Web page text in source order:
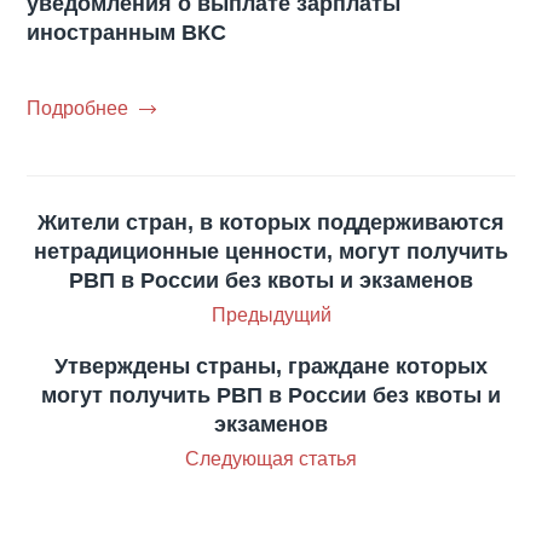
иностранным ВКС
Подробнее
Жители стран, в которых поддерживаются
нетрадиционные ценности, могут получить
РВП в России без квоты и экзаменов
Предыдущий
Утверждены страны, граждане которых
могут получить РВП в России без квоты и
экзаменов
Следующая статья